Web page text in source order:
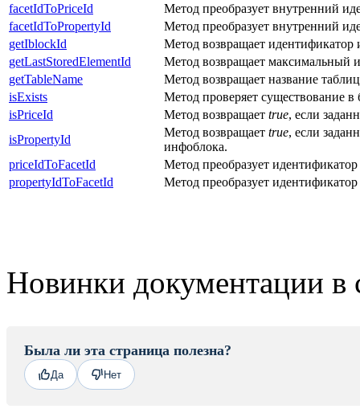
facetIdToPriceId
Метод преобразует внутренний
facetIdToPropertyId
Метод преобразует внутренний
getIblockId
Метод возвращает идентификатор
getLastStoredElementId
Метод возвращает максимальный
getTableName
Метод возвращает название
isExists
Метод проверяет существование в
isPriceId
Метод возвращает true, если
isPropertyId
Метод возвращает true, если
инфоблока.
priceIdToFacetId
Метод преобразует
propertyIdToFacetId
Метод преобразует
Новинки документации в
Была ли эта страница полезна?
Да Нет